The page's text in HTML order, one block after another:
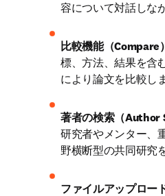
容について対話しな
比較機能（Compare
標、方法、結果を含
により論文を比較し
著者の検索（Author
研究者やメンター、
野横断型の共同研究
ファイルアップロー